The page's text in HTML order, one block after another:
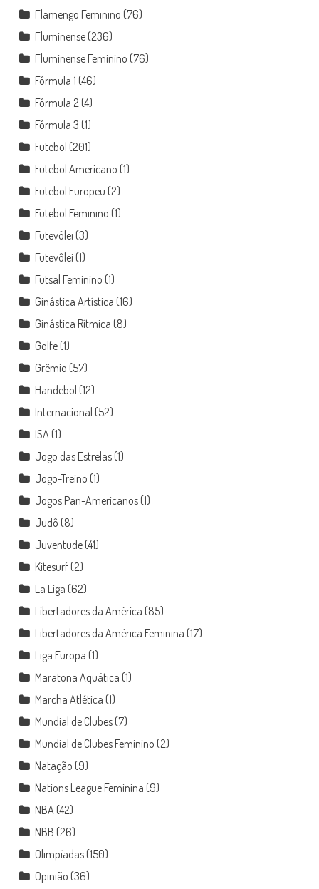
Flamengo Feminino (76)
Fluminense(236)
Fluminense Feminino (76)
Fórmula 1 (46)
Fórmula 2(4)
Fórmula 3 (1)
Futebol (201)
Futebol Americano (1)
Futebol Europeu (2)
Futebol Feminino (1)
Futevôlei (3)
Futevôlei (1)
Futsal Feminino (1)
Ginástica Artística (16)
Ginástica Rítmica (8)
Golfe(1)
Grêmio (57)
Handebol (12)
Internacional (52)
ISA(1)
Jogo das Estrelas(1)
Jogo-Treino (1)
Jogos Pan-Americanos(1)
Judô (8)
Juventude(41)
Kitesurf(2)
La Liga (62)
Libertadores da América (85)
Libertadores da América Feminina (17)
Liga Europa (1)
Maratona Aquática (1)
Marcha Atlética (1)
Mundial de Clubes(7)
Mundial de Clubes Feminino (2)
Natação (9)
Nations League Feminina (9)
NBA(42)
NBB (26)
Olimpíadas(150)
Opinião (36)